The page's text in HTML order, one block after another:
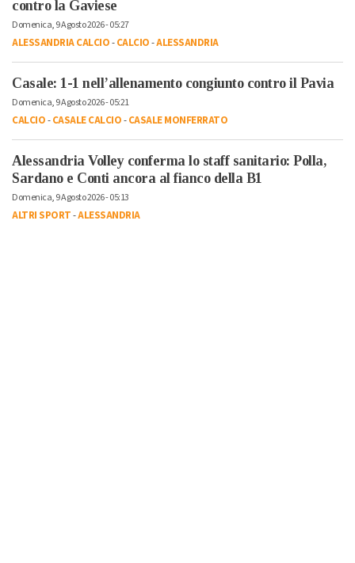
contro la Gaviese
Domenica, 9 Agosto 2026 - 05:27
ALESSANDRIA CALCIO-CALCIO-ALESSANDRIA
Casale: 1-1 nell’allenamento congiunto contro il Pavia
Domenica, 9 Agosto 2026 - 05:21
CALCIO-CASALE CALCIO-CASALE MONFERRATO
Alessandria Volley conferma lo staff sanitario: Polla,
Sardano e Conti ancora al fianco della B1
Domenica, 9 Agosto 2026 - 05:13
ALTRI SPORT-ALESSANDRIA